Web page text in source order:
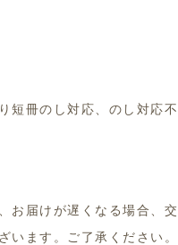
短冊のし対応、のし対応不
お届けが遅くなる場合、交
います。ご了承ください。